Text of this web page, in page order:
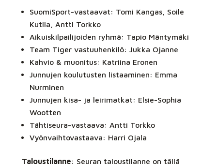
SuomiSport-vastaavat: Tomi Kangas, Soile
Kutila, Antti Torkko
Aikuiskilpailijoiden ryhmä: Tapio Mäntymäki
Team Tiger vastuuhenkilö: Jukka Ojanne
Kahvio & muonitus: Katriina Eronen
Junnujen koulutusten listaaminen: Emma
Nurminen
Junnujen kisa- ja leirimatkat: Elsie-Sophia
Wootten
Tähtiseura-vastaava: Antti Torkko
Vyönvaihtovastaava: Harri Ojala
Taloustilanne: Seuran taloustilanne on tällä